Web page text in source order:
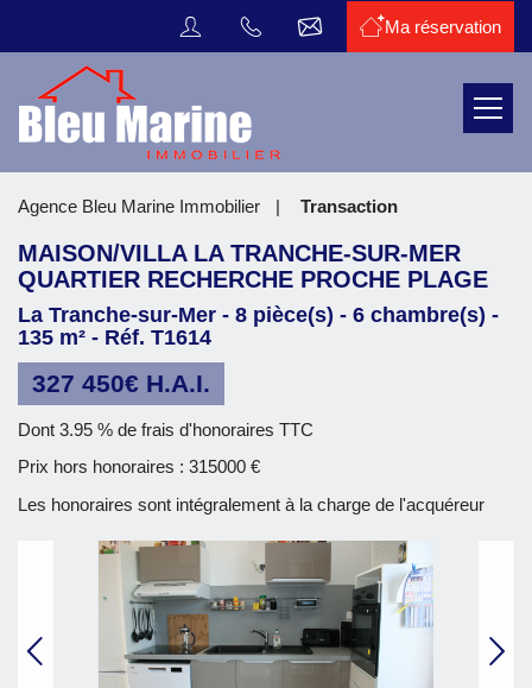
Ma réservation
Menu
Transaction
Location
vacances
estimer
votre
bien
Tranche
sur
mer
êtesAgence Bleu Marine Immobilier Transaction
MAISON/VILLA LA TRANCHE-SUR-MER
QUARTIER RECHERCHE PROCHE PLAGE
La Tranche-sur-Mer - 8 pièce(s) - 6 chambre(s) -
135 m² - Réf. T1614
327 450€ H.A.I.
Dont 3.95 % de frais d'honoraires TTC
Prix hors honoraires : 315000 €
Les honoraires sont intégralement à la charge de l'acquéreur
Précédent